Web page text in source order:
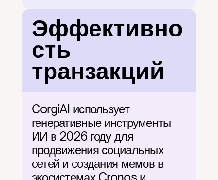
Эффективно
сть
транзакций
CorgiAI использует
генеративные инструменты
ИИ в 2026 году для
продвижения социальных
сетей и создания мемов в
экосистемах Cronos и